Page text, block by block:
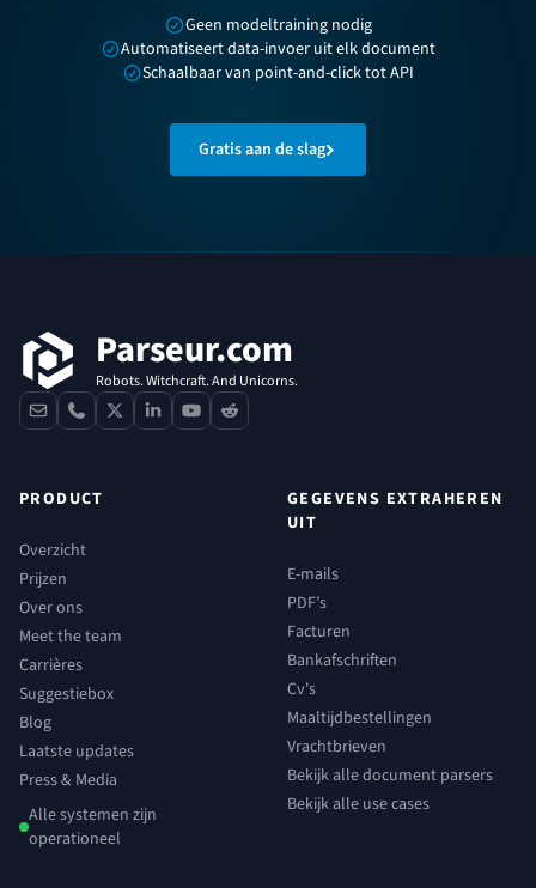
Geen modeltraining nodig
Automatiseert data-invoer uit elk document
Schaalbaar van point-and-click tot API
Gratis aan de slag
Parseur.com
Robots. Witchcraft. And Unicorns.
contactphone
x linkedinyoutube
reddit
PRODUCT
Overzicht
Prijzen
Over ons
Meet the team
Carrières
Suggestiebox
Blog
Laatste updates
Press & Media
Alle systemen zijn
operationeel
GEGEVENS EXTRAHEREN
UIT
E-mails
PDF’s
Facturen
Bankafschriften
Cv's
Maaltijdbestellingen
Vrachtbrieven
Bekijk alle document parsers
Bekijk alle use cases